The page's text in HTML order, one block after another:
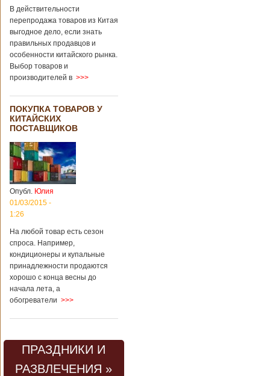
В действительности
перепродажа товаров из Китая
выгодное дело, если знать
правильных продавцов и
особенности китайского рынка.
Выбор товаров и
производителей в >>>
ПОКУПКА ТОВАРОВ У
КИТАЙСКИХ
ПОСТАВЩИКОВ
Опубл. Юлия
01/03/2015 -
1:26
На любой товар есть сезон
спроса. Например,
кондиционеры и купальные
принадлежности продаются
хорошо с конца весны до
начала лета, а
обогреватели >>>
ПРАЗДНИКИ И
РАЗВЛЕЧЕНИЯ »